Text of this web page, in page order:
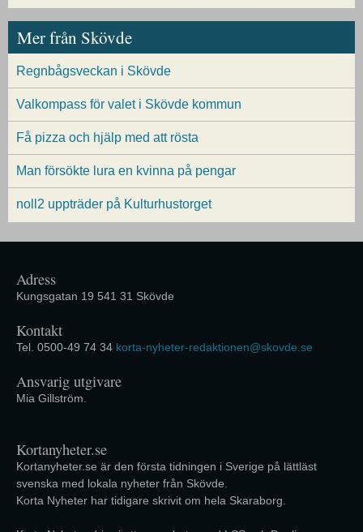
Mer från Skövde
Regnbågsveckan i Skövde
Valkompass för valet i Skövde kommun
Få pizza och hjälp med att rösta
Man försökte lura en kvinna på pengar
noll2 uppträder på Kulturhustorget
Adress
Kungsgatan 19 541 31 Skövde
Kontakt
Tel. 0500-49 74 34 korta-nyheter-redaktionen@skovde.se
Ansvarig utgivare
Mia Gillström.
Kortanyheter.se
Kortanyheter.se är den första tidningen i Sverige på lättläst
svenska med lokala nyheter från Skövde.
Korta Nyheter har tidigare skrivit om hela Skaraborg.